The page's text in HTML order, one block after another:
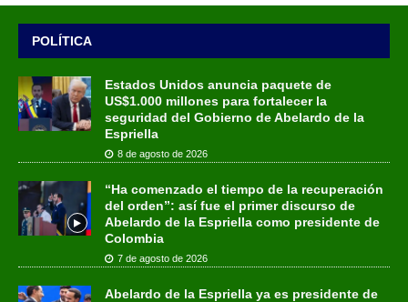
POLÍTICA
Estados Unidos anuncia paquete de
US$1.000 millones para fortalecer la
seguridad del Gobierno de Abelardo de la
Espriella
8 de agosto de 2026
“Ha comenzado el tiempo de la recuperación
del orden”: así fue el primer discurso de
Abelardo de la Espriella como presidente de
Colombia
7 de agosto de 2026
Abelardo de la Espriella ya es presidente de